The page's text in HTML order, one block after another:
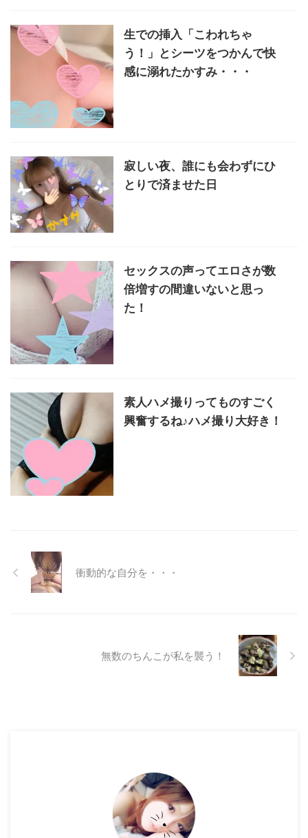
生での挿入「こわれちゃ
う！」とシーツをつかんで快
感に溺れたかすみ・・・
寂しい夜、誰にも会わずにひ
とりで済ませた日
セックスの声ってエロさが数
倍増すの間違いないと思っ
た！
素人ハメ撮りってものすごく
興奮するね♪ハメ撮り大好き！
衝動的な自分を・・・
無数のちんこが私を襲う！